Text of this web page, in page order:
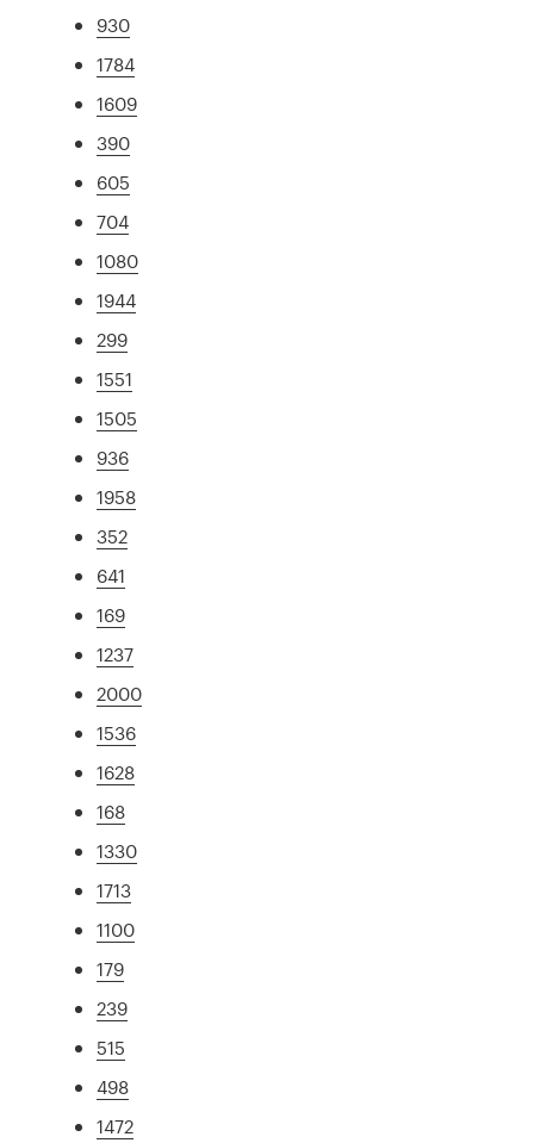
930
1784
1609
390
605
704
1080
1944
299
1551
1505
936
1958
352
641
169
1237
2000
1536
1628
168
1330
1713
1100
179
239
515
498
1472